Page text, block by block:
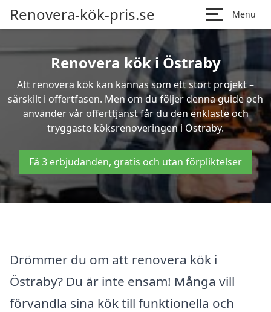
Renovera-kök-pris.se Menu
Renovera kök i Östraby
Att renovera kök kan kännas som ett stort projekt –
särskilt i offertfasen. Men om du följer denna guide och
använder vår offerttjänst får du den enklaste och
tryggaste köksrenoveringen i Östraby.
Få 3 erbjudanden, gratis och utan förpliktelser
Drömmer du om att renovera kök i
Östraby? Du är inte ensam! Många vill
förvandla sina kök till funktionella och